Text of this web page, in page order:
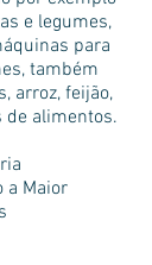
e legumes,
para
também
arroz, feijão,
alimentos.
a Maior